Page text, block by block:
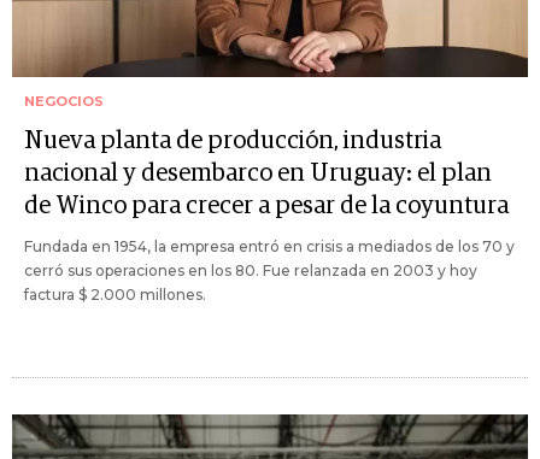
NEGOCIOS
Nueva planta de producción, industria
nacional y desembarco en Uruguay: el plan
de Winco para crecer a pesar de la coyuntura
Fundada en 1954, la empresa entró en crisis a mediados de los 70 y
cerró sus operaciones en los 80. Fue relanzada en 2003 y hoy
factura $ 2.000 millones.